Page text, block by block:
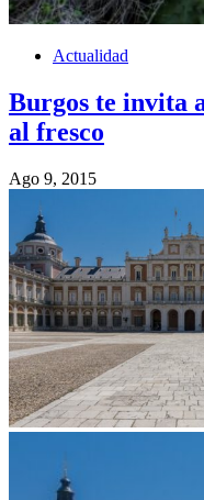
Actualidad
Burgos te invita
al fresco
Ago 9, 2015